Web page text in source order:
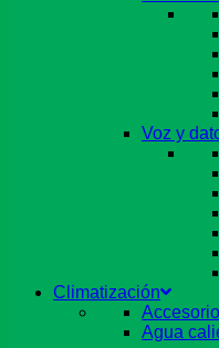
Voz y
Climatización
Agua